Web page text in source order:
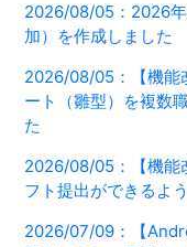
2026/08/05：2026
加）を作成しました
2026/08/05：【機能
ート（雛型）を複数
た
2026/08/05：【機能
フト提出ができるよ
2026/07/09：【